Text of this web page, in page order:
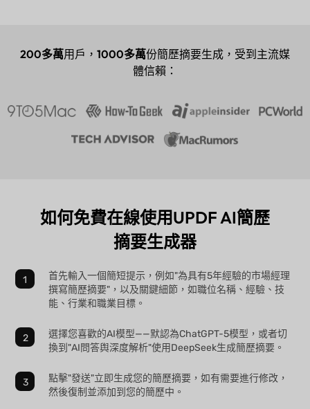
200多萬用戶， 1000多萬份簡歷摘要生成，受到主流媒
體信賴：
如何免費在線使用UPDF AI簡歷
摘要生成器
首先輸入一個簡短提示，例如"為具有5年經驗的市場經理
撰寫簡歷摘要"，以及關鍵細節，如職位名稱、經驗、技
能、行業和職業目標。
選擇您喜歡的AI模型——默認為ChatGPT-5模型，或者切
換到"AI問答舆深度解析"使用DeepSeek生成簡歷摘要。
點擊"發送"立即生成您的簡歷摘要，如有需要進行修改，
然後復制並添加到您的簡歷中。